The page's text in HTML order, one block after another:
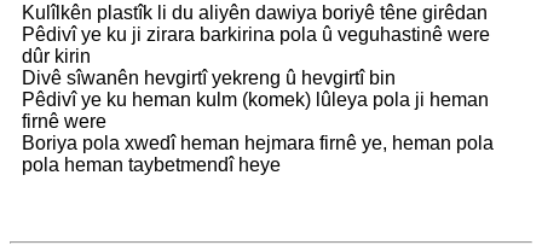
Kulîlkên plastîk li du aliyên dawiya boriyê têne girêdan
Pêdivî ye ku ji zirara barkirina pola û veguhastinê were
dûr kirin
Divê sîwanên hevgirtî yekreng û hevgirtî bin
Pêdivî ye ku heman kulm (komek) lûleya pola ji heman
firnê were
Boriya pola xwedî heman hejmara firnê ye, heman pola
pola heman taybetmendî heye